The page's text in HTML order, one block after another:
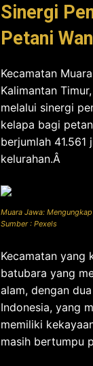
Sinergi
Petani
Kecamatan
Kalimantan
melalui sinergi
kelapa bagi
berjumlah
kelurahan.Â
Muara Jawa:
Sumber : Pexels
Kecamatan yang
batubara yang
alam, dengan
Indonesia, yang
memiliki
masih bertumpu